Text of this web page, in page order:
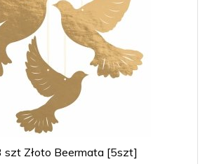
szt Złoto Beermata [5szt]